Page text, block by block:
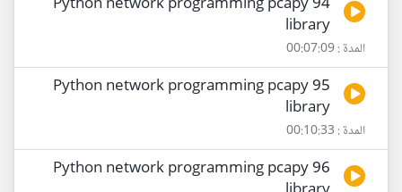
library
المدة : 00:07:09
95 Python network programming pcapy
library
المدة : 00:10:33
96 Python network programming pcapy